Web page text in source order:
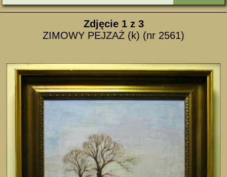
Zdjęcie 1z 3
ZIMOWY PEJZAŻ (k) (nr 2561)